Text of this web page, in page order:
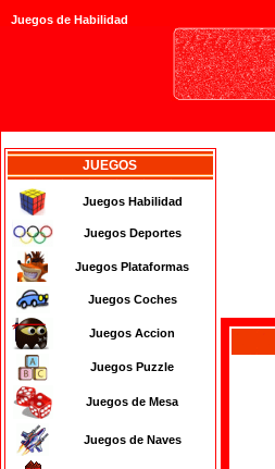
Juegos de Habilidad
JUEGOS
Juegos Habilidad
Juegos Deportes
Juegos Plataformas
Juegos Coches
Juegos Accion
Juegos Puzzle
Juegos de Mesa
Juegos de Naves